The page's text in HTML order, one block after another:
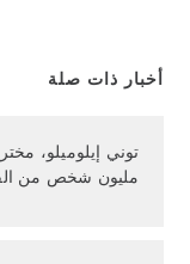
أخبار ذات صلة
مليون شخص من